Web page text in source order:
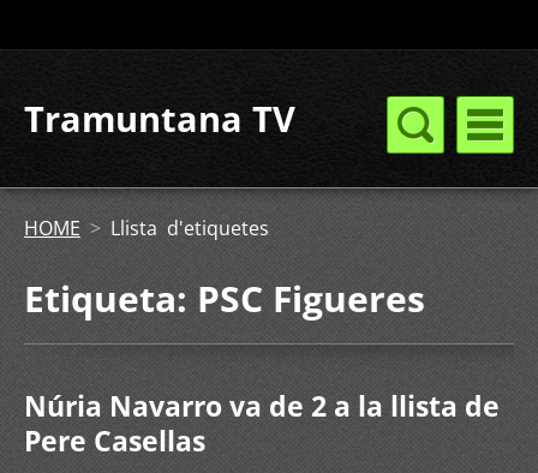
Tramuntana TV
HOME > Llista d'etiquetes
Etiqueta: PSC Figueres
Núria Navarro va de 2 a la llista de
Pere Casellas